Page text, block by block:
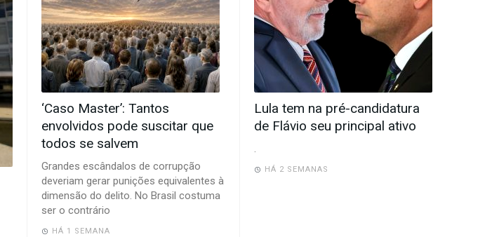
‘Caso Master’: Tantos
envolvidos pode suscitar que
todos se salvem
Grandes escândalos de corrupção
deveriam gerar punições equivalentes à
dimensão do delito. No Brasil costuma
ser o contrário
HÁ 1 SEMANA
Lula tem na pré-candidatura
de Flávio seu principal ativo
.
HÁ 2 SEMANAS